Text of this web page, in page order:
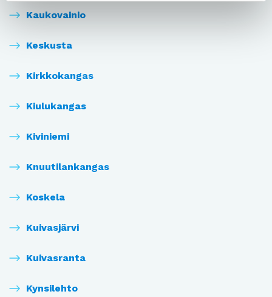
Kaukovainio
Keskusta
Kirkkokangas
Kiulukangas
Kiviniemi
Knuutilankangas
Koskela
Kuivasjärvi
Kuivasranta
Kynsilehto